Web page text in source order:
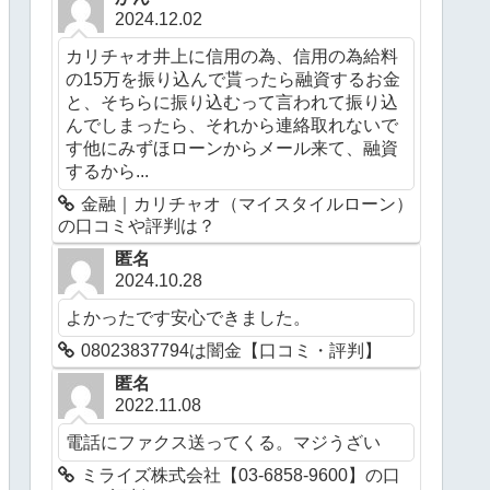
2024.12.02
カリチャオ井上に信用の為、信用の為給料
の15万を振り込んで貰ったら融資するお金
と、そちらに振り込むって言われて振り込
んでしまったら、それから連絡取れないで
す他にみずほローンからメール来て、融資
するから...
金融｜カリチャオ（マイスタイルローン）
の口コミや評判は？
匿名
2024.10.28
よかったです安心できました。
08023837794は闇金【口コミ・評判】
匿名
2022.11.08
電話にファクス送ってくる。マジうざい
ミライズ株式会社【03-6858-9600】の口